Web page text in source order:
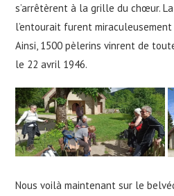
s’arrêtèrent à la grille du chœur.
l’entourait furent
Ainsi, 1500 pèlerins vinrent de
le 22 avril 1946.
Nous voilà maintenant sur le